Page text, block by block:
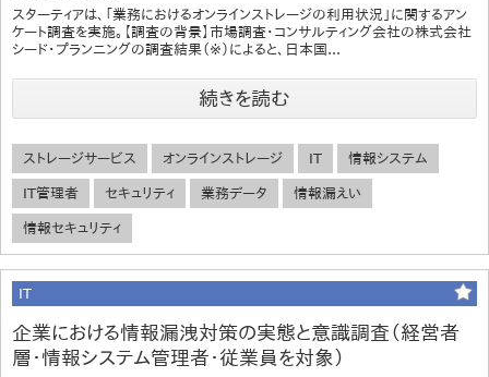
スターティアは、「業務におけるオンラインストレージの利用状況」に関するアン
ケート調査を実施。【調査の背景】市場調査・コンサルティング会社の株式会社
シード・プランニングの調査結果（※）によると、日本国...
続きを読む
ストレージサービス オンラインストレージ IT 情報システム
IT管理者 セキュリティ 業務データ 情報漏えい
情報セキュリティ
IT
企業における情報漏洩対策の実態と意識調査（経営者
層・情報システム管理者・従業員を対象）